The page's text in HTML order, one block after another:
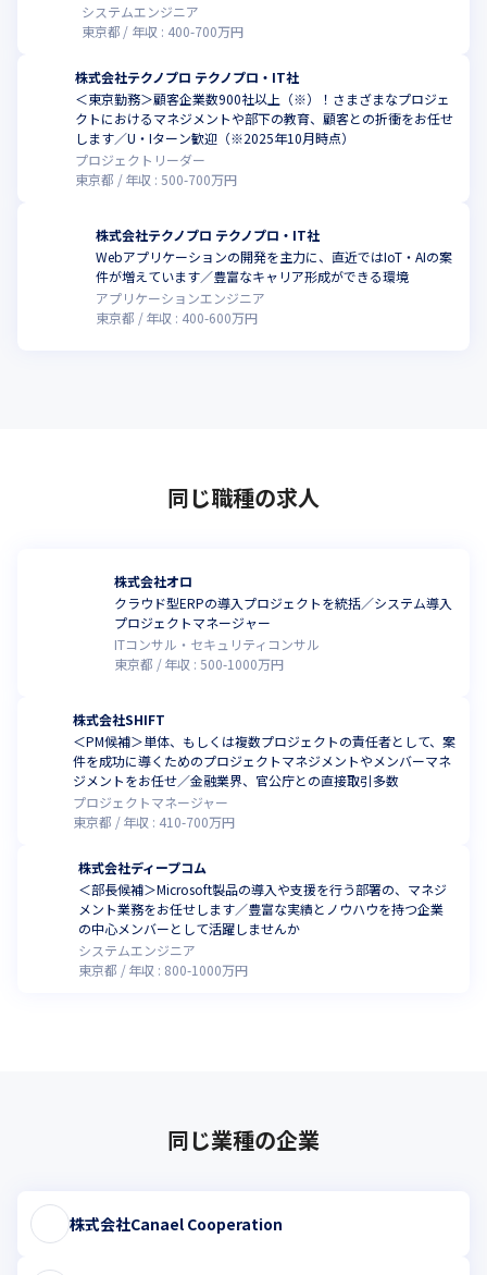
システムエンジニア
東京都
年収 : 400-700万円
株式会社テクノプロ テクノプロ・IT社
＜東京勤務＞顧客企業数900社以上（※）！さまざまなプロジェ
クトにおけるマネジメントや部下の教育、顧客との折衝をお任せ
します／U・Iターン歓迎（※2025年10月時点）
プロジェクトリーダー
東京都
年収 :500-700万円
株式会社テクノプロ テクノプロ・IT社
Webアプリケーションの開発を主力に、直近ではIoT・AIの案
件が増えています／豊富なキャリア形成ができる環境
アプリケーションエンジニア
東京都
年収 : 400-600万円
同じ職種の求人
株式会社オロ
クラウド型ERPの導入プロジェクトを統括／システム導入
プロジェクトマネージャー
ITコンサル・セキュリティコンサル
東京都
年収 :500-1000万円
株式会社SHIFT
＜PM候補＞単体、もしくは複数プロジェクトの責任者として、案
件を成功に導くためのプロジェクトマネジメントやメンバーマネ
ジメントをお任せ／金融業界、官公庁との直接取引多数
プロジェクトマネージャー
東京都
年収 : 410-700万円
株式会社ディープコム
＜部長候補＞Microsoft製品の導入や支援を行う部署の、マネジ
メント業務をお任せします／豊富な実績とノウハウを持つ企業
の中心メンバーとして活躍しませんか
システムエンジニア
東京都
年収 : 800-1000万円
同じ業種の企業
株式会社Canael Cooperation